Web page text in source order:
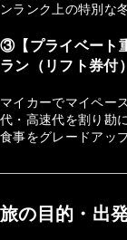
ンランク上の特別な
③【プライベート
ラン（リフト券付
マイカーでマイペー
代・高速代を割り勘
食事をグレードアッ
旅の目的・出